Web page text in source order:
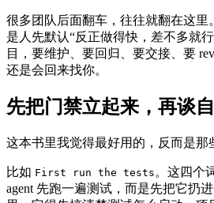
很多团队后面翻车，往往就翻在这里
是人先默认“反正做得快，差不多就
目，要维护、要回归、要交接、要
还是会回来找你。
先把门禁立起来，再谈
这本书里我觉得最好用的，反而是那
比如 First run the tests 。这四个
agent 先跑一遍测试，而是先把它扔